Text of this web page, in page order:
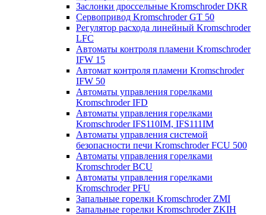
Заслонки дроссельные Kromschroder DKR
Cервопривод Kromschroder GT 50
Регулятор расхода линейный Kromschroder
LFC
Автоматы контроля пламени Kromschroder
IFW 15
Автомат контроля пламени Kromschroder
IFW 50
Автоматы управления горелками
Kromschroder IFD
Автоматы управления горелками
Kromschroder IFS110IM, IFS111IM
Автоматы управления системой
безопасности печи Kromschroder FCU 500
Автоматы управления горелками
Kromschroder BCU
Автоматы управления горелками
Kromschroder PFU
Запальные горелки Kromschroder ZМI
Запальные горелки Kromschroder ZKIH